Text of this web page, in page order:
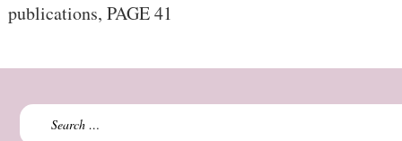
publications, PAGE 41
Search